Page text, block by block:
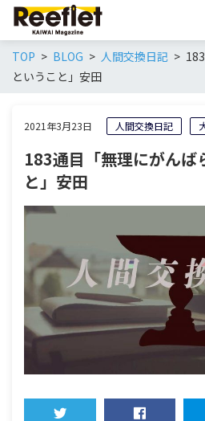
TOP BLOG 人間交換日記
ということ」安田
2021年3月23日 人間交換日記
183通目「無理にがんば
と」安田